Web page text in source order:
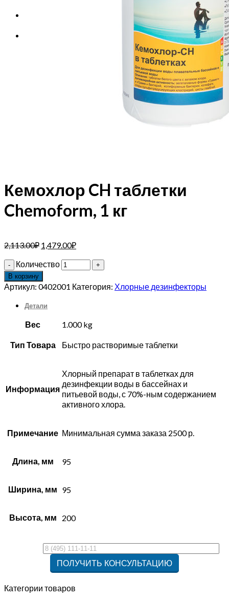
Кемохлор CH таблетки
Chemoform, 1 кг
2,113.00₽ 1,479.00₽
Количество
В корзину
Артикул: 0402001 Категория: Хлорные дезинфекторы
Детали
Вес 1.000 kg
Тип Товара Быстро растворимые таблетки
Информация
Хлорный препарат в таблетках для
дезинфекции воды в бассейнах и
питьевой воды, с 70%-ным содержанием
активного хлора.
Примечание Минимальная сумма заказа 2500 р.
Длина, мм 95
Ширина, мм 95
Высота, мм 200
Категории товаров